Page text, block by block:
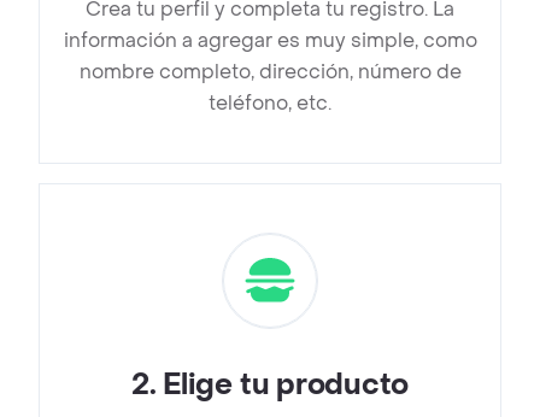
Crea tu perfil y completa tu registro. La
información a agregar es muy simple, como
nombre completo, dirección, número de
teléfono, etc.
2. Elige tu producto